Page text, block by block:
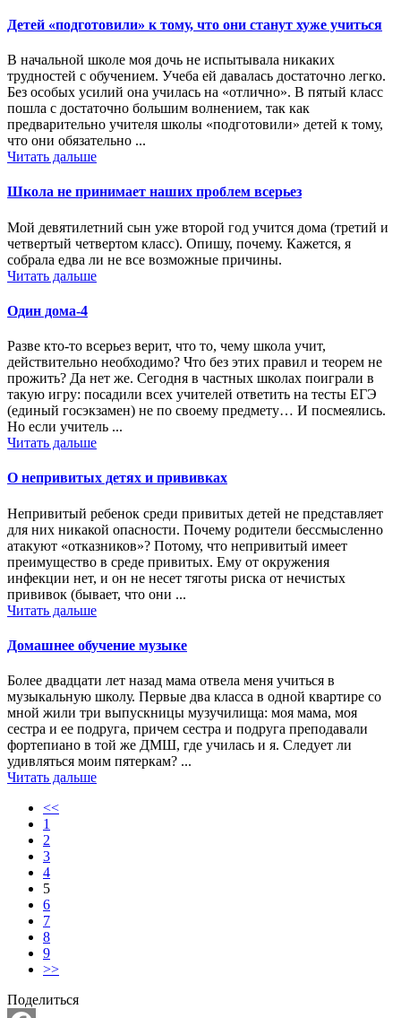
Детей «подготовили» к тому, что они станут хуже учиться
В начальной школе моя дочь не испытывала никаких
трудностей с обучением. Учеба ей давалась достаточно легко.
Без особых усилий она училась на «отлично». В пятый класс
пошла с достаточно большим волнением, так как
предварительно учителя школы «подготовили» детей к тому,
что они обязательно ...
Читать дальше
Школа не принимает наших проблем всерьез
Мой девятилетний сын уже второй год учится дома (третий и
четвертый четвертом класс). Опишу, почему. Кажется, я
собрала едва ли не все возможные причины.
Читать дальше
Один дома-4
Разве кто-то всерьез верит, что то, чему школа учит,
действительно необходимо? Что без этих правил и теорем не
прожить? Да нет же. Сегодня в частных школах поиграли в
такую игру: посадили всех учителей ответить на тесты ЕГЭ
(единый госэкзамен) не по своему предмету… И посмеялись.
Но если учитель ...
Читать дальше
О непривитых детях и прививках
Непривитый ребенок среди привитых детей не представляет
для них никакой опасности. Почему родители бессмысленно
атакуют «отказников»? Потому, что непривитый имеет
преимущество в среде привитых. Ему от окружения
инфекции нет, и он не несет тяготы риска от нечистых
прививок (бывает, что они ...
Читать дальше
Домашнее обучение музыке
Более двадцати лет назад мама отвела меня учиться в
музыкальную школу. Первые два класса в одной квартире со
мной жили три выпускницы музучилища: моя мама, моя
сестра и ее подруга, причем сестра и подруга преподавали
фортепиано в той же ДМШ, где училась и я. Следует ли
удивляться моим пятеркам? ...
Читать дальше
<<
1
2
3
4
5
6
7
8
9
>>
Поделиться